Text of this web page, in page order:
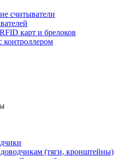
считыватели
карт и брелоков
контроллером
(тяги, кронштейны)